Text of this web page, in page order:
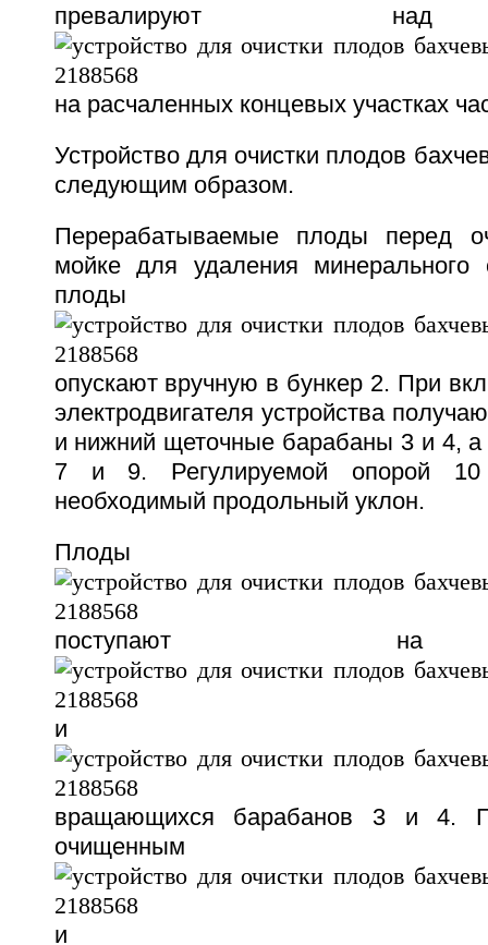
превалируют
на расчаленных концевых участках
Устройство для очистки плодов
следующим образом.
Перерабатываемые плоды перед
мойке для удаления
плоды
опускают вручную в бункер 2. При
электродвигателя устройства
и нижний щеточные барабаны 3 и 4, а
7 и 9. Регулируемой опорой
необходимый продольный уклон.
Плоды
поступают
и
вращающихся барабанов 3 и 4.
очищенным
и